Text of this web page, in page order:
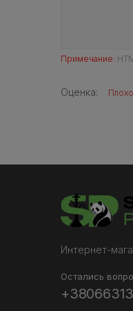
Примечание:
Оценка: Плохо
Интернет-
Остались